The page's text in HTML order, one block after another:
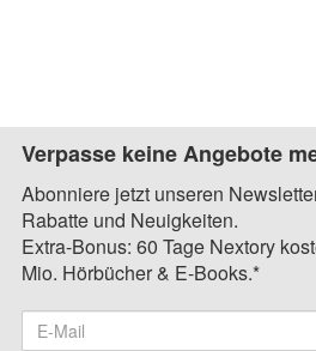
Verpasse keine Angebote
Abonniere jetzt unseren
Rabatte und Neuigkeiten.
Extra-Bonus: 60 Tage Nextory
Mio. Hörbücher & E-Books.*